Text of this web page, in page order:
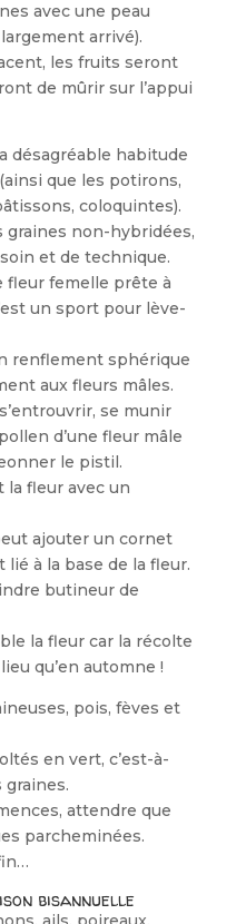
avec une peau
arrivé).
les fruits seront
de mûrir sur l’appui
désagréable habitude
que les potirons,
coloquintes).
graines non-hybridées,
et de technique.
fleur femelle prête à
un sport pour lève-
renflement sphérique
aux fleurs mâles.
se munir
d’une fleur mâle
le pistil.
fleur avec un
ajouter un cornet
à la base de la fleur.
butineur de
la fleur car la récolte
qu’en automne !
pois, fèves et
en vert, c’est-à-
attendre que
parcheminées.
bisannuelle